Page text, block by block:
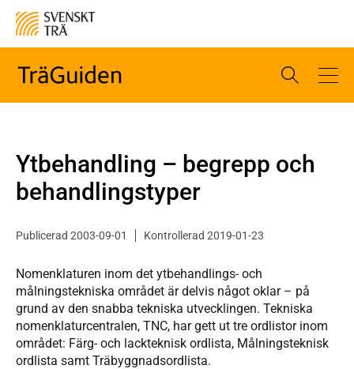
Ytbehandling – begrepp och
behandlingstyper
Publicerad 2003-09-01 Kontrollerad 2019-01-23
Nomenklaturen inom det ytbehandlings- och
målningstekniska området är delvis något oklar – på
grund av den snabba tekniska utvecklingen. Tekniska
nomenklaturcentralen, TNC, har gett ut tre ordlistor inom
området: Färg- och lackteknisk ordlista, Målningsteknisk
ordlista samt Träbyggnadsordlista.